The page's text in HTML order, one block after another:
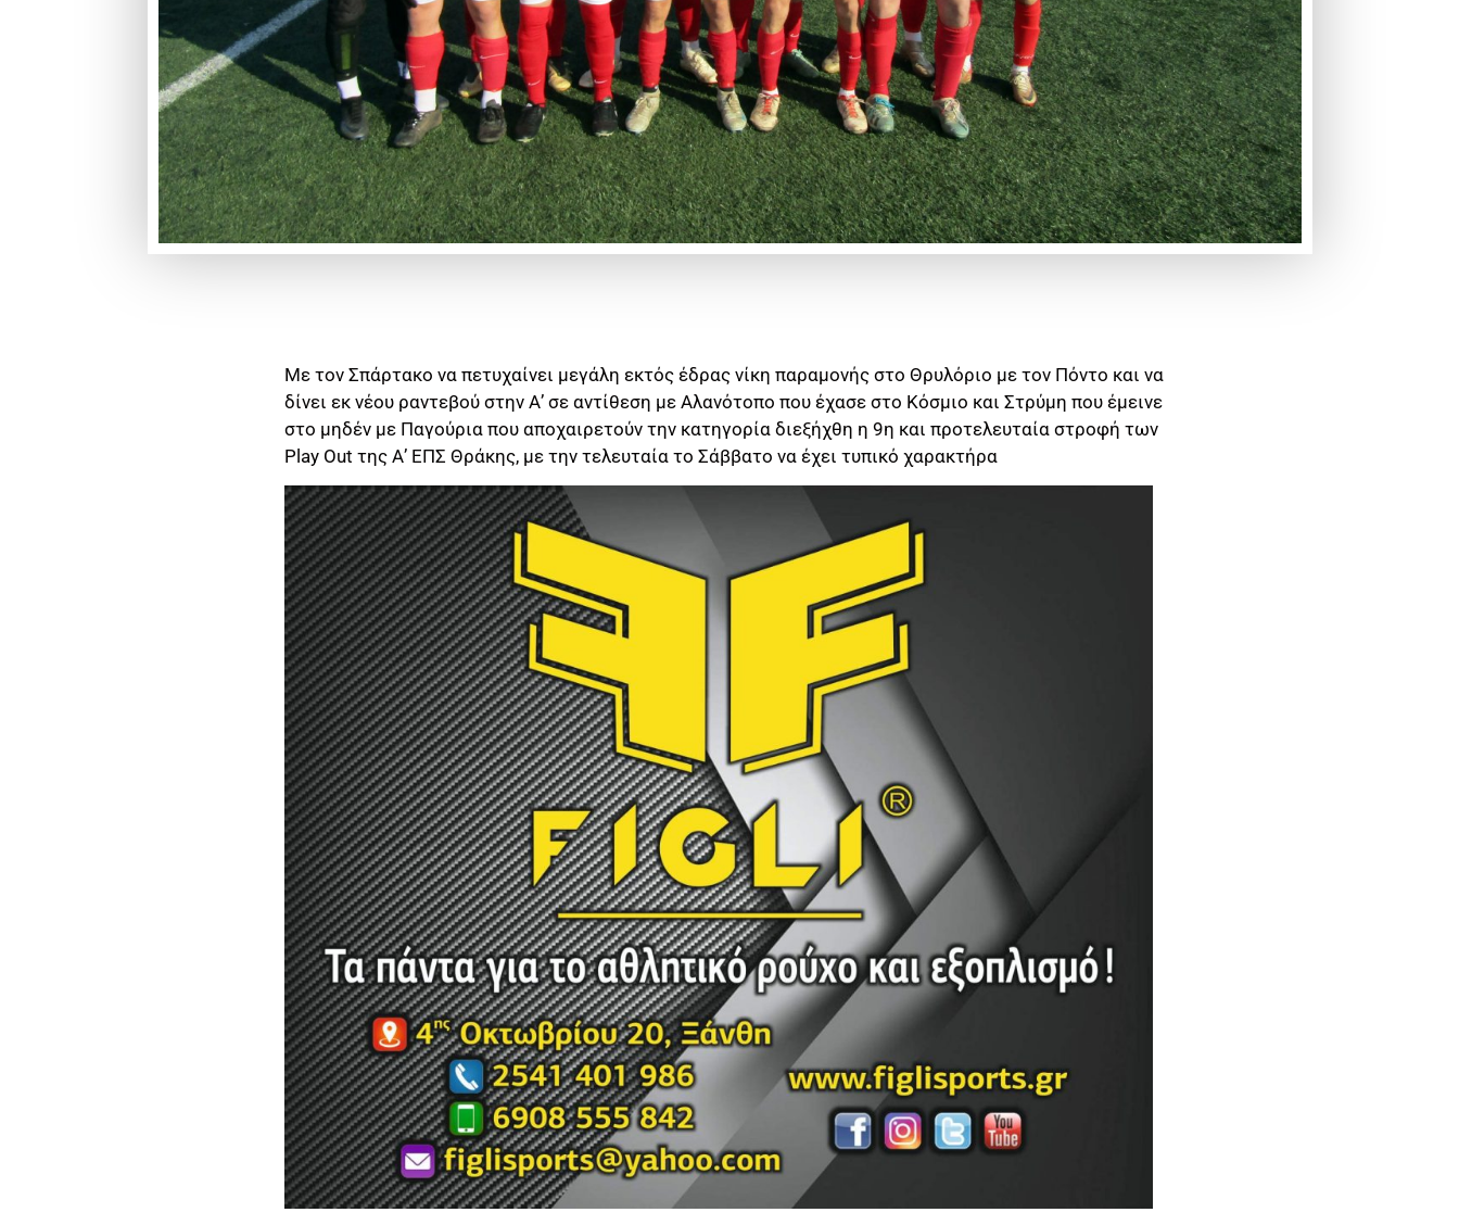
Με τον Σπάρτακο να πετυχαίνει μεγάλη εκτός έδρας νίκη παραμονής στο Θρυλόριο με τον Πόντο και να
δίνει εκ νέου ραντεβού στην Α’ σε αντίθεση με Αλανότοπο που έχασε στο Κόσμιο και Στρύμη που έμεινε
στο μηδέν με Παγούρια που αποχαιρετούν την κατηγορία διεξήχθη η 9η και προτελευταία στροφή των
Play Out της Α’ ΕΠΣ Θράκης, με την τελευταία το Σάββατο να έχει τυπικό χαρακτήρα